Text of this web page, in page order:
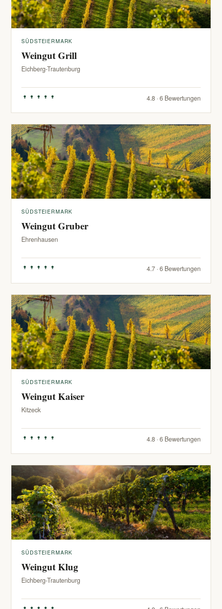
SÜDSTEIERMARK
Weingut Grill
Eichberg-Trautenburg
4.8 · 6 Bewertungen
SÜDSTEIERMARK
Weingut Gruber
Ehrenhausen
4.7 · 6 Bewertungen
SÜDSTEIERMARK
Weingut Kaiser
Kitzeck
4.8 · 6 Bewertungen
SÜDSTEIERMARK
Weingut Klug
Eichberg-Trautenburg